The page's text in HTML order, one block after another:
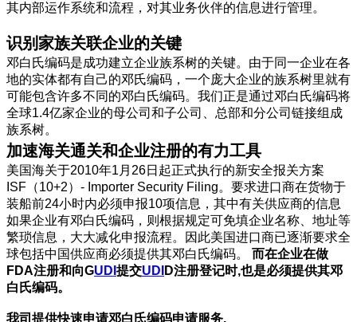
其内部运作系统和流程，对其业务伙伴的信息进行管理。
识别家族关联企业的关键
邓白氏编码是成功建立企业族系树的关键。由于同一企业在各
地的实体都有自己的邓氏编码，一个庞大企业的族系树里就有
可能包含许多不同的邓白氏编码。我们正是通过邓白氏编码将
全球1.4亿家企业的母公司和子公司、总部和分公司链接组成
族系树。
加速海关通关和企业注册的有力工具
美国海关于2010年1月26日起正式执行的新安全报关方案
ISF（10+2）- Importer Security Filing。要求进口商在货物于
装船前24小时内必须申报10项信息，其中有关供应商的信息
如果企业有邓白氏编码，则根据规定可免填企业名称、地址等
繁琐信息，大大减化申报流程。因此美国进口商已逐渐要求全
球包括中国供应商必须提供其邓白氏编码。 而在企业在做
FDA注册和向GUDI 提交UDI D注册登记时,也是必须提供其邓
白氏编码。
我司提供快速申请邓白氏编码申请服务.